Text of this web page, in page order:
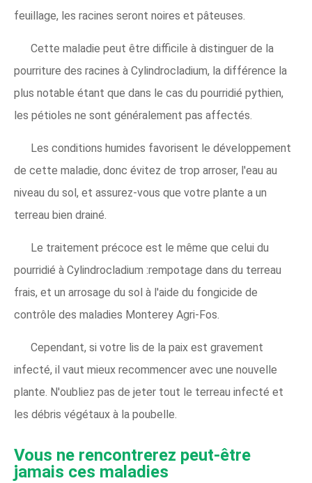
feuillage, les racines seront noires et pâteuses.
Cette maladie peut être difficile à distinguer de la
pourriture des racines à Cylindrocladium, la différence la
plus notable étant que dans le cas du pourridié pythien,
les pétioles ne sont généralement pas affectés.
Les conditions humides favorisent le développement
de cette maladie, donc évitez de trop arroser, l'eau au
niveau du sol, et assurez-vous que votre plante a un
terreau bien drainé.
Le traitement précoce est le même que celui du
pourridié à Cylindrocladium :rempotage dans du terreau
frais, et un arrosage du sol à l'aide du fongicide de
contrôle des maladies Monterey Agri-Fos.
Cependant, si votre lis de la paix est gravement
infecté, il vaut mieux recommencer avec une nouvelle
plante. N'oubliez pas de jeter tout le terreau infecté et
les débris végétaux à la poubelle.
Vous ne rencontrerez peut-être
jamais ces maladies